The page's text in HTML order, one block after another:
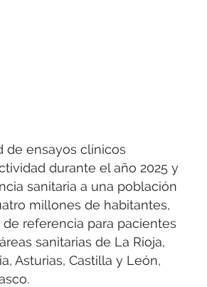
de ensayos clínicos
durante el año 2025 y
sanitaria a una población
millones de habitantes,
referencia para pacientes
sanitarias de La Rioja,
Asturias, Castilla y León,